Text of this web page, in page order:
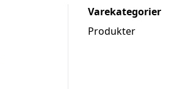
Varekategorier
Produkter